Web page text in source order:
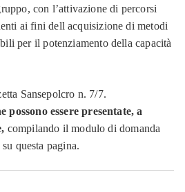
con l’attivazione di percorsi
ai fini dell acquisizione di metodi
per il potenziamento della capacità
Sansepolcro n. 7/7.
possono essere presentate, a
compilando il modulo di domanda
questa pagina.